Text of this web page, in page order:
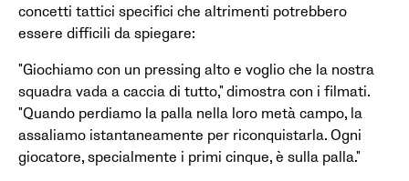
concetti tattici specifici che altrimenti potrebbero
essere difficili da spiegare:
"Giochiamo con un pressing alto e voglio che la nostra
squadra vada a caccia di tutto," dimostra con i filmati.
"Quando perdiamo la palla nella loro metà campo, la
assaliamo istantaneamente per riconquistarla. Ogni
giocatore, specialmente i primi cinque, è sulla palla."